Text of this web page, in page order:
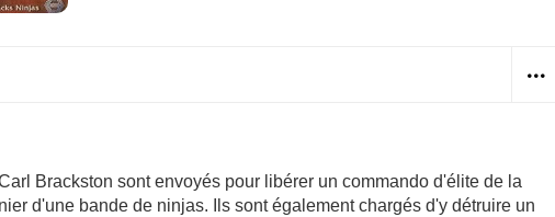
Brackston sont envoyés pour libérer un commando d'élite de la
d'une bande de ninjas. Ils sont également chargés d'y détruire un